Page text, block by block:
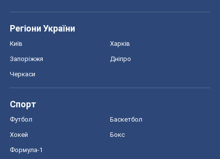
Регіони України
Київ Харків
Запоріжжя Дніпро
Черкаси
Спорт
Футбол Баскетбол
Хокей Бокс
Формула-1